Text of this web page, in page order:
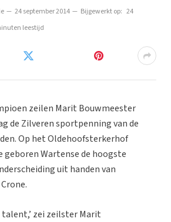
24 september 2014 Bijgewerkt op: 24
leestijd
zeilen Marit Bouwmeester
de Zilveren sportpenning van de
Op het Oldehoofsterkerhof
geboren Wartense de hoogste
uit handen van
zei zeilster Marit